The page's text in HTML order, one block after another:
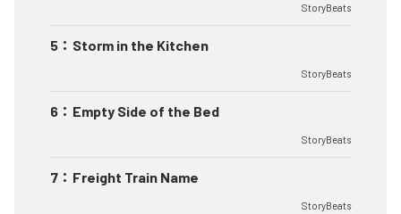
StoryBeats
5 ： Storm in the Kitchen
StoryBeats
6 ： Empty Side of the Bed
StoryBeats
7 ： Freight Train Name
StoryBeats